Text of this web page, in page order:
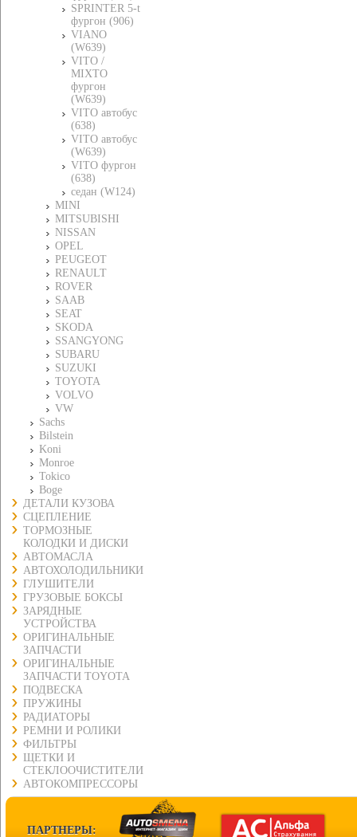
SPRINTER 5-t
фургон (906)
VIANO
(W639)
VITO /
MIXTO
фургон
(W639)
VITO автобус
(638)
VITO автобус
(W639)
VITO фургон
(638)
седан (W124)
MINI
MITSUBISHI
NISSAN
OPEL
PEUGEOT
RENAULT
ROVER
SAAB
SEAT
SKODA
SSANGYONG
SUBARU
SUZUKI
TOYOTA
VOLVO
VW
Sachs
Bilstein
Koni
Monroe
Tokico
Boge
ДЕТАЛИ КУЗОВА
СЦЕПЛЕНИЕ
ТОРМОЗНЫЕ
КОЛОДКИ И ДИСКИ
АВТОМАСЛА
АВТОХОЛОДИЛЬНИКИ
ГЛУШИТЕЛИ
ГРУЗОВЫЕ БОКСЫ
ЗАРЯДНЫЕ
УСТРОЙСТВА
ОРИГИНАЛЬНЫЕ
ЗАПЧАСТИ
ОРИГИНАЛЬНЫЕ
ЗАПЧАСТИ TOYOTA
ПОДВЕСКА
ПРУЖИНЫ
РАДИАТОРЫ
РЕМНИ И РОЛИКИ
ФИЛЬТРЫ
ЩЕТКИ И
СТЕКЛООЧИСТИТЕЛИ
АВТОКОМПРЕССОРЫ
ПАРТНЕРЫ: